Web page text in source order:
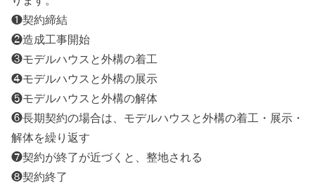
❶契約締結
❷造成工事開始
❸モデルハウスと外構の着工
❹モデルハウスと外構の展示
❺モデルハウスと外構の解体
❻長期契約の場合は、モデルハウスと外構の着工・展示・
解体を繰り返す
❼契約が終了が近づくと、整地される
❽契約終了